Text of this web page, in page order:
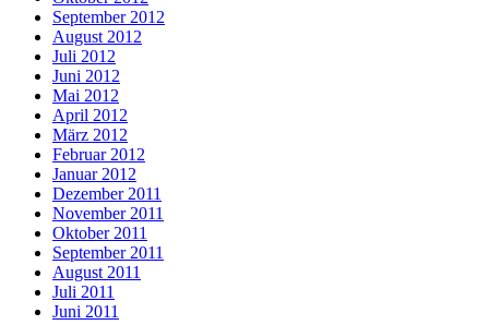
September 2012
August 2012
Juli 2012
Juni 2012
Mai 2012
April 2012
März 2012
Februar 2012
Januar 2012
Dezember 2011
November 2011
Oktober 2011
September 2011
August 2011
Juli 2011
Juni 2011